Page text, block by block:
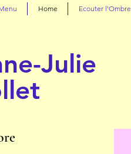
Julie
Home Ecouter l'Ombre